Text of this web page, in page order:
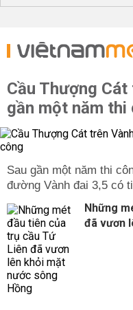
Cầu Thượng
gần một năm thi
Sau gần một năm thi
đường Vành đai 3,5 có
Những
đã vươn